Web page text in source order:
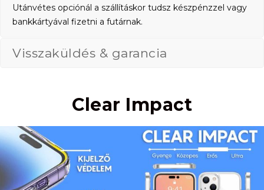
Utánvétes opciónál a szállításkor tudsz készpénzzel vagy
bankkártyával fizetni a futárnak.
Visszaküldés & garancia
Clear Impact